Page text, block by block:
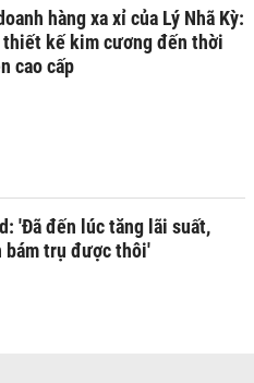
hàng xa xỉ của Lý Nhã Kỳ:
thiết kế kim cương đến thời
cao cấp
'Đã đến lúc tăng lãi suất,
bám trụ được thôi'